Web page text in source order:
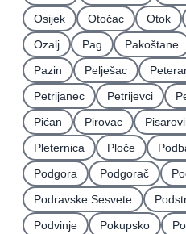
Osijek
Otočac Otok
Ozalj
Pag Pakoštane
Pazin
Pelješac
Petrijanec
Petrijevci
Pićan
Pirovac
Pleternica
Ploče
Podgora
Podgorač
Podravske Sesvete
Podvinje
Pokupsko